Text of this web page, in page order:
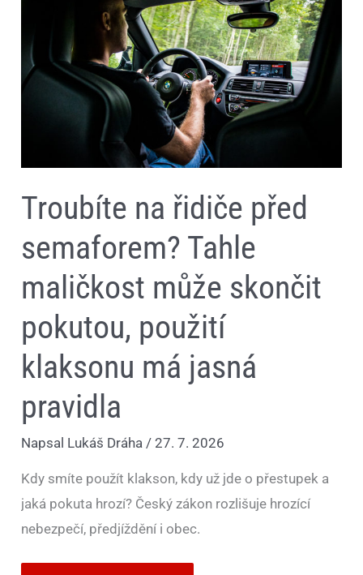
Troubíte na řidiče před
semaforem? Tahle
maličkost může skončit
pokutou, použití
klaksonu má jasná
pravidla
Napsal Lukáš Dráha/27. 7. 2026
Kdy smíte použít klakson, kdy už jde o přestupek a
jaká pokuta hrozí? Český zákon rozlišuje hrozící
nebezpečí, předjíždění i obec.
semaforem?
maličkost
může
skončit
pokutou,
použití